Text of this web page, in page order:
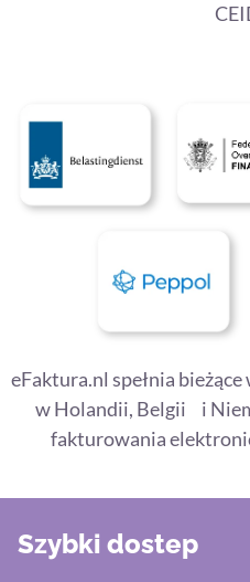
eFaktura.nl spełnia
w Holandii, Belgii i
fakturowania
Szybki dostep